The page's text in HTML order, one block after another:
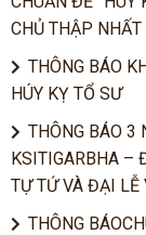
CHỦ THẬP NHẤT
THÔNG BÁO
HÚY KỴ TỔ SƯ
THÔNG BÁO 3
KSITIGARBHA –
TỰ TỨ VÀ ĐẠI LỄ
THÔNG